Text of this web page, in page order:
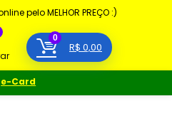
pelo MELHOR PREÇO :)
0
R$ 0,00
e-Card